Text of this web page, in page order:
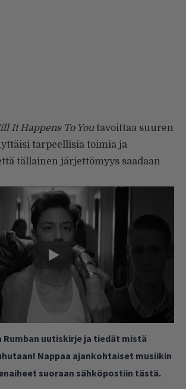
It Happens To Youtavoittaa suuren
tarpeellisia toimia ja
tällainen järjettömyys saadaan
Rumban uutiskirje ja tiedät mistä
Nappaa ajankohtaiset musiikin
suoraan sähköpostiin tästä.